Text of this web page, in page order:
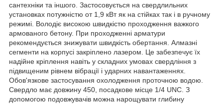
сантехніки та іншого. Застосовується на свердлильних
установках потужністю от 1,9 кВт як на стійках так і в ручному
режимі. Володіє високою швидкістю проходження важкого
армованого бетону. При проходженні арматури
рекомендується знижувати швидкість обертання. Алмазні
сегменти на корпусі закріплено лазером. Це забезпечує їх
надійне кріплення навіть у складних умовах свердління з
підвищеним рівнем вібрації і ударних навантаженнях.
Обов'язкове застосування охолодження проточною водою.
Свердло має довжину 450, посадкове місце 1/4 UNC. З
допомогою подовжувачів можна нарощувати глибину